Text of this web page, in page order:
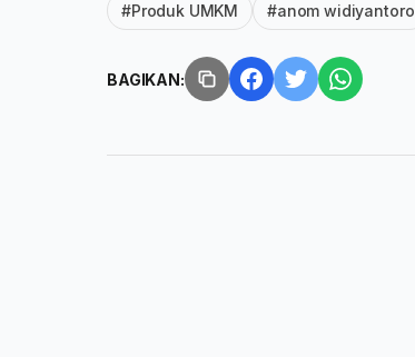
#Produk UMKM #anom widiyantoro
BAGIKAN: